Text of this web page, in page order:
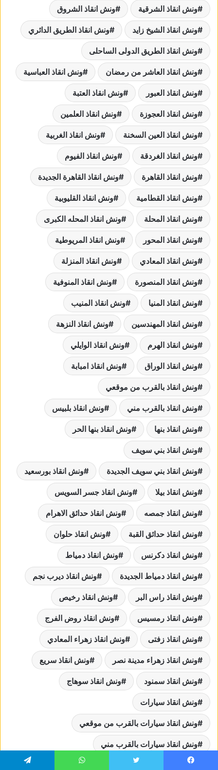
ونش انقاذ الشرقية ونش انقاذ الشروق
ونش انقاذ الشيخ زايد ونش انقاذ الطريق الدائري
ونش انقاذ الطريق الدولى الساحلى
ونش انقاذ العاشر من رمضان ونش انقاذ العباسية
ونش انقاذ العبور ونش انقاذ العتبة
ونش انقاذ العجوزة ونش انقاذ العلمين
ونش انقاذ العين السخنة ونش انقاذ الغربية
ونش انقاذ الغردقة ونش انقاذ الفيوم
ونش انقاذ القاهرة ونش انقاذ القاهرة الجديدة
ونش انقاذ القطامية ونش انقاذ القليوبية
ونش انقاذ المحلة ونش انقاذ المحله الكبرى
ونش انقاذ المحور ونش انقاذ المريوطية
ونش انقاذ المعادي ونش انقاذ المنزلة
ونش انقاذ المنصورة ونش انقاذ المنوفية
ونش انقاذ المنيا ونش انقاذ المنيب
ونش انقاذ المهندسين ونش انقاذ النزهة
ونش انقاذ الهرم ونش انقاذ الوايلي
ونش انقاذ الوراق ونش انقاذ امبابة
ونش انقاذ بالقرب من موقعي
ونش انقاذ بالقرب مني ونش انقاذ بلبيس
ونش انقاذ بنها ونش انقاذ بنها الحر
ونش انقاذ بني سويف
ونش انقاذ بني سويف الجديدة ونش انقاذ بورسعيد
ونش انقاذ بيلا ونش انقاذ جسر السويس
ونش انقاذ جمصه ونش انقاذ حدائق الاهرام
ونش انقاذ حدائق القبة ونش انقاذ حلوان
ونش انقاذ دكرنس ونش انقاذ دمياط
ونش انقاذ دمياط الجديدة ونش انقاذ ديرب نجم
ونش انقاذ راس البر ونش انقاذ رخيص
ونش انقاذ رمسيس ونش انقاذ روض الفرج
ونش انقاذ زفتى ونش انقاذ زهراء المعادي
ونش انقاذ زهراء مدينة نصر ونش انقاذ سريع
ونش انقاذ سمنود ونش انقاذ سوهاج
ونش انقاذ سيارات
ونش انقاذ سيارات بالقرب من موقعي
ونش انقاذ سيارات بالقرب مني
ونش انقاذ سيارات رخيص ونش انقاذ سيارات سريع